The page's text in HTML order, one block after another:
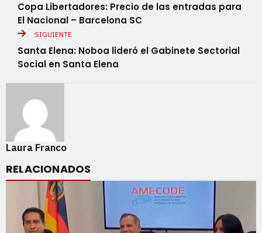
Copa Libertadores: Precio de las entradas para
El Nacional – Barcelona SC
SIGUIENTE
Santa Elena: Noboa lideró el Gabinete Sectorial
Social en Santa Elena
Laura Franco
RELACIONADOS